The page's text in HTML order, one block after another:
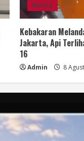
Berita
Kebakaran
Jakarta, Api
16
Admin 8